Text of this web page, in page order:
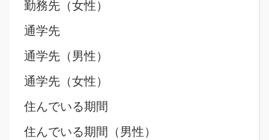
勤務先（女性）
通学先
通学先（男性）
通学先（女性）
住んでいる期間
住んでいる期間（男性）